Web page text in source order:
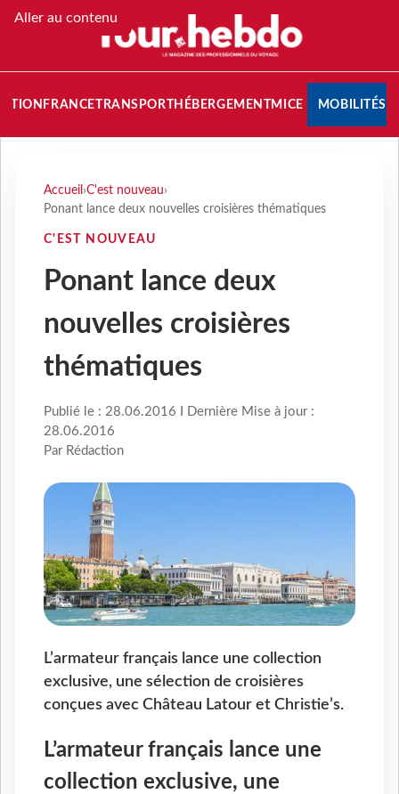
Aller au contenu
FRANCETRANSPORT HÉBERGEMENTMICE MOBILITÉS
Accueil ›C'est nouveau›
Ponant lance deux nouvelles croisières thématiques
C'EST NOUVEAU
Ponant lance deux
nouvelles croisières
thématiques
Publié le : 28.06.2016 I Dernière Mise à jour :
28.06.2016
Par Rédaction
L’armateur français lance une collection
exclusive, une sélection de croisières
conçues avec Château Latour et Christie’s.
L’armateur français lance une
collection exclusive, une